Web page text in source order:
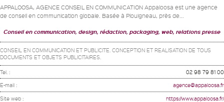
APPALOOSA, AGENCE CONSEIL EN COMMUNICATION Appaloosa est une agence
de conseil en communication globale. Basée à Plouigneau, près de...
Conseil en communication, design, rédaction, packaging, web, relations presse
CONSEIL EN COMMUNICATION ET PUBLICITE. CONCEPTION ET REALISATION DE TOUS
DOCUMENTS ET OBJETS PUBLICITAIRES.
Tel. : 02 98 79 81 00
E-mail : agence@appaloosa.fr
Site web : https://www.appaloosa.fr/